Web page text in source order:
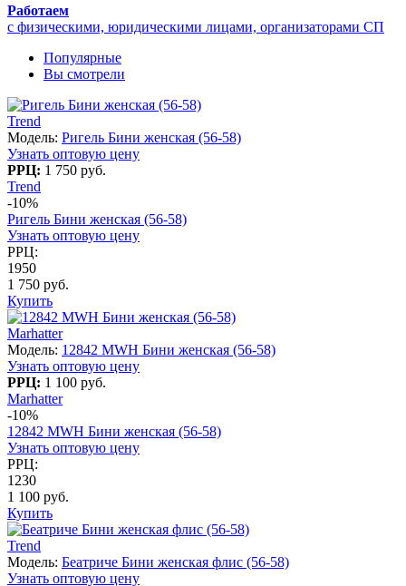
Работаем
с физическими, юридическими лицами, организаторами СП
Популярные
Вы смотрели
Trend
Модель: Ригель Бини женская (56-58)
Узнать оптовую цену
РРЦ: 1 750 руб.
Trend
-10%
Ригель Бини женская (56-58)
Узнать оптовую цену
РРЦ:
1950
1 750 руб.
Купить
Marhatter
Модель: 12842 MWH Бини женская (56-58)
Узнать оптовую цену
РРЦ: 1 100 руб.
Marhatter
-10%
12842 MWH Бини женская (56-58)
Узнать оптовую цену
РРЦ:
1230
1 100 руб.
Купить
Trend
Модель: Беатриче Бини женская флис (56-58)
Узнать оптовую цену